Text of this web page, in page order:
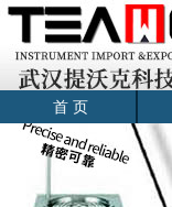
首 页